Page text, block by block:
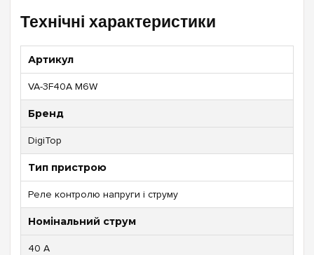
Технічні характеристики
Артикул
VA-3F40A M6W
Бренд
DigiTop
Тип пристрою
Реле контролю напруги і струму
Номінальний струм
40 А